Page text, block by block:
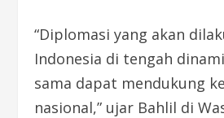
“Diplomasi yang akan
Indonesia di tengah
sama dapat mendukung
nasional,” ujar Bahlil di